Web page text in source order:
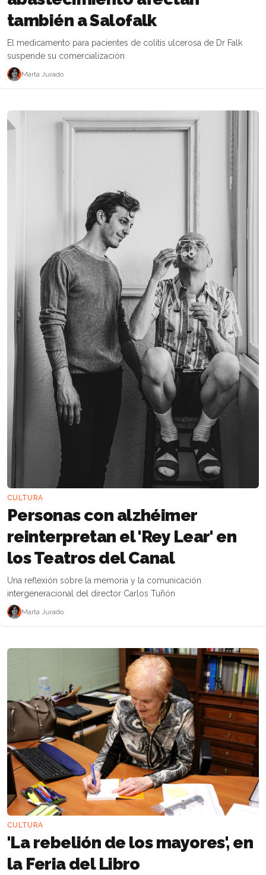
también a Salofalk
El medicamento para pacientes de colitis ulcerosa de Dr Falk
suspende su comercialización
Marta Jurado
CULTURA
Personas con alzhéimer
reinterpretan el 'Rey Lear' en
los Teatros del Canal
Una reflexión sobre la memoria y la comunicación
intergeneracional del director Carlos Tuñón
Marta Jurado
CULTURA
'La rebelión de los mayores', en
la Feria del Libro